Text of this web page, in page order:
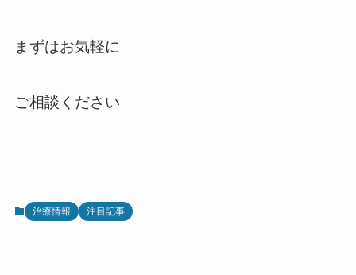
まずはお気軽に
ご相談ください
治療情報 注目記事